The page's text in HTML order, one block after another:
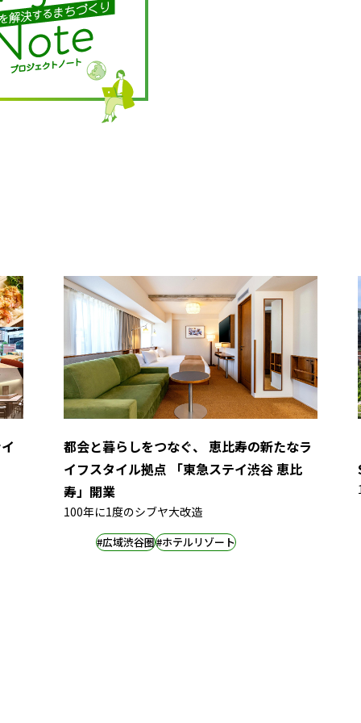
都会と暮らしをつなぐ、 恵比寿の新たなラ
イフスタイル拠点 「東急ステイ渋谷 恵比
寿」開業
100年に1度のシブヤ大改造
#広域渋谷圏#ホテルリゾート